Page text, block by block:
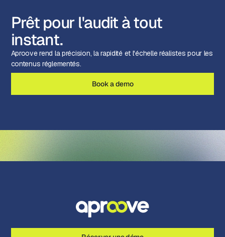
Prêt pour l'audit à tout
instant.
Aproove rend la précision, la rapidité et l'échelle réalistes pour les
contenus réglementés.
Book a demo